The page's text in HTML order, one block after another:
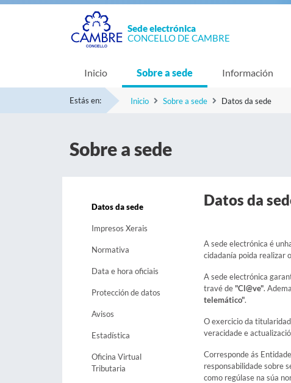
Sede electrónica
CONCELLO DE CAMBRE
Inicio Sobre a sede Información
Estás en: Inicio Sobre a sede Datos da sede
Sobre a sede
Datos da sede
Impresos Xerais
Normativa
Data e hora oficiais
Protección de datos
Avisos
Estadística
Oficina Virtual
Tributaria
Datos da
A sede electrónica é
cidadanía poida realizar
A sede electrónica
travé de"Cl@ve".
telemático".
O exercicio da
veracidade e
Corresponde ás
responsabilidade sobre
como regúlase na súa